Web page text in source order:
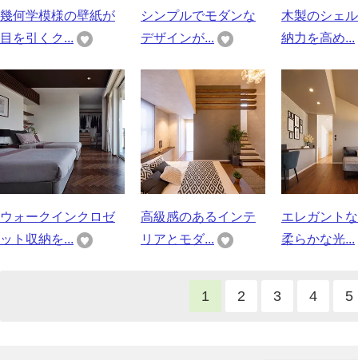
幾何学模様の壁紙が
目を引くク...
シンプルでモダンな
デザインが...
木製のシェ
納力を高め...
ウォークインクロゼ
ット収納を...
高級感のあるインテ
リアとモダ...
エレガント
柔らかな光...
1 2 3 4 5